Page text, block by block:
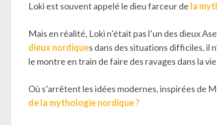
Loki est souvent appelé le dieu farceur de la
Mais en réalité, Loki n’était pas l’un des dieux
dieux nordiques dans des situations difficiles, il
le montre en train de faire des ravages dans la
Où s’arrêtent les idées modernes, inspirées de
de la mythologie nordique ?